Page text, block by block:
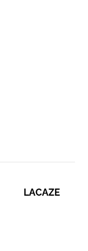
LACAZE